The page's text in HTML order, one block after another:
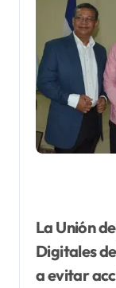
La Unión
Digitales
a evitar